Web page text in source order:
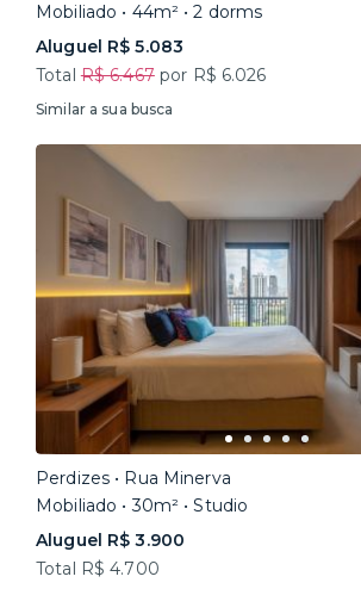
Mobiliado • 44m² • 2 dorms
Aluguel R$ 5.083
TotalR$ 6.467por R$ 6.026
Similar a sua busca
Perdizes • Rua Minerva
Mobiliado • 30m² • Studio
Aluguel R$ 3.900
Total R$ 4.700